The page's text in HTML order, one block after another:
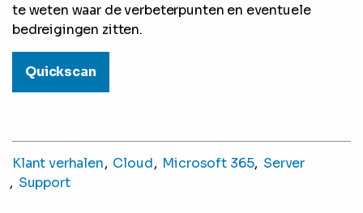
te weten waar de verbeterpunten en eventuele
bedreigingen zitten.
Quickscan
Klant verhalen Cloud Microsoft 365
Server
Support